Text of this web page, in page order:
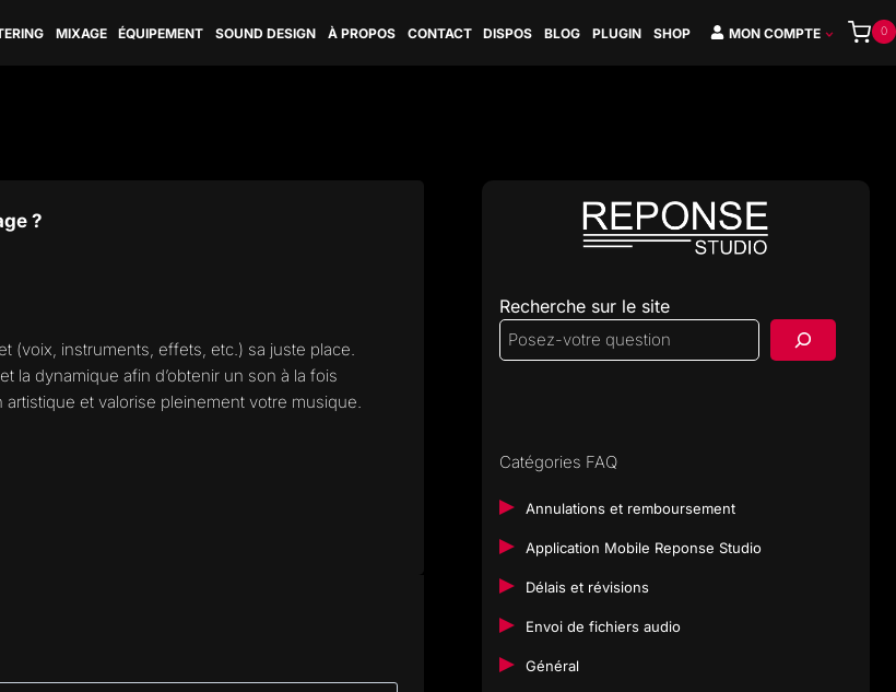
MIXAGE ÉQUIPEMENT SOUND DESIGN À PROPOS CONTACT DISPOS BLOG PLUGIN SHOP MON COMPTE 0
?
(voix, instruments, effets, etc.) sa juste place.
la dynamique afin d’obtenir un son à la fois
et valorise pleinement votre musique.
Recherche sur le site
Catégories FAQ
Annulations et remboursement
Application Mobile Reponse Studio
Délais et révisions
Envoi de fichiers audio
Général